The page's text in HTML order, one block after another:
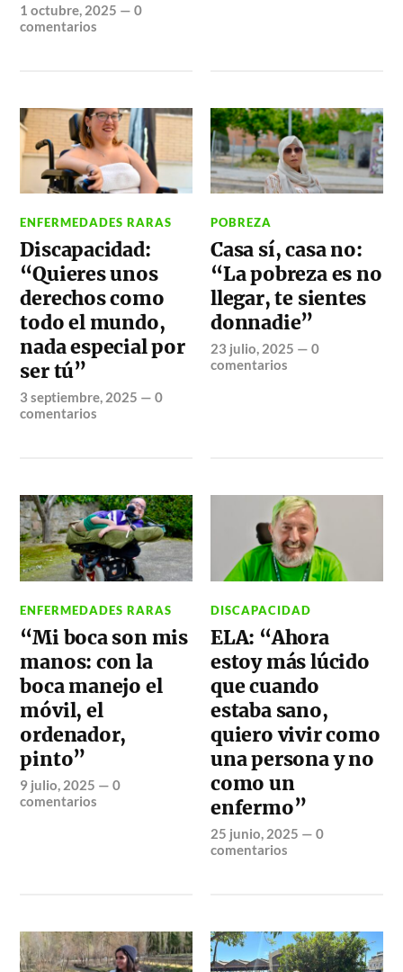
1 octubre, 2025 —0
comentarios
ENFERMEDADES RARAS
Discapacidad:
“Quieres unos
derechos como
todo el mundo,
nada especial por
ser tú”
3 septiembre, 2025 —0
comentarios
POBREZA
Casa sí, casa no:
“La pobreza es no
llegar, te sientes
donnadie”
23 julio, 2025 —0
comentarios
ENFERMEDADES RARAS
“Mi boca son mis
manos: con la
boca manejo el
móvil, el
ordenador,
pinto”
9 julio, 2025 —0
comentarios
DISCAPACIDAD
ELA: “Ahora
estoy más lúcido
que cuando
estaba sano,
quiero vivir como
una persona y no
como un
enfermo”
25 junio, 2025 —0
comentarios